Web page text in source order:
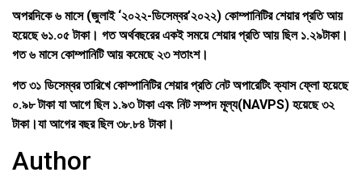
অপরদিকে ৬ মাসে (জুলাই ‘২০২২-ডিসেম্বর’২০২২) কোম্পানিটির শেয়ার প্রতি আয়
হয়েছে ৬১.০৫ টাকা। গত অর্থবছরের একই সময়ে শেয়ার প্রতি আয় ছিল ১.২৯টাকা।
গত ৬ মাসে কোম্পানিটি আয় কমেছে ২৩ শতাংশ।
গত ৩১ ডিসেম্বর তারিখে কোম্পানিটির শেয়ার প্রতি নেট অপারেটিং ক্যাস ফ্লো হয়েছে
০.৯৮ টাকা যা আগে ছিল ১.৯৩ টাকা এবং নিট সম্পদ মূল্য(NAVPS) হয়েছে ৩২
টাকা।যা আগের বছর ছিল ৩৮.৮৪ টাকা।
Author